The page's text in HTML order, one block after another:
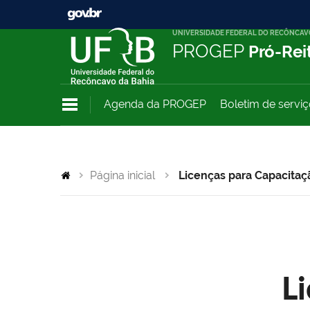
UNIVERSIDADE FEDERAL DO
PROGEP Pró-
Agenda da PROGEP Boletim de
Página inicial Licenças para